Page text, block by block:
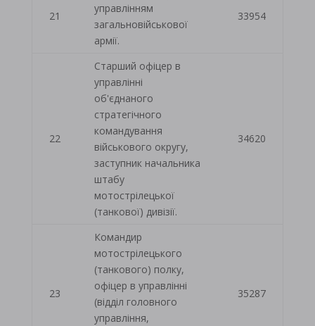
21
управлінням
загальновійськової
армії.
33954
22
Старший офіцер в
управлінні
об'єднаного
стратегічного
командування
військового округу,
заступник начальника
штабу
мотострілецької
(танкової) дивізії.
34620
23
Командир
мотострілецького
(танкового) полку,
офіцер в управлінні
(відділ головного
управління,
35287